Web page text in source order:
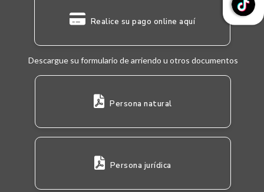
Realice su pago online aquí
Descargue su formulario de arriendo u otros documentos
Persona natural
Persona jurídica